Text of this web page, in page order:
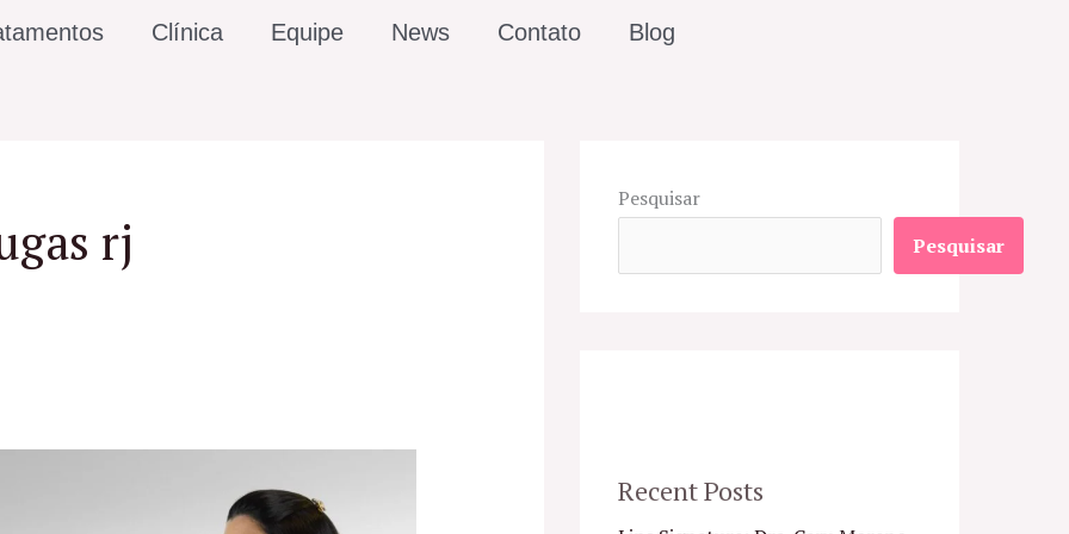
Clínica Equipe News Contato Blog
rj
Pesquisar
Pesquisar
Recent Posts